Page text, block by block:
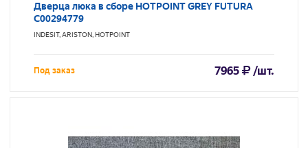
Дверца люка в сборе HOTPOINT GREY FUTURA
C00294779
INDESIT, ARISTON, HOTPOINT
Под заказ 7965 /шт.